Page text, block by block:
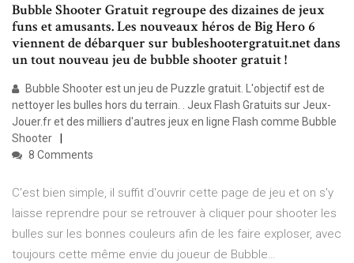
Bubble Shooter Gratuit regroupe des dizaines de jeux
funs et amusants. Les nouveaux héros de Big Hero 6
viennent de débarquer sur bubleshootergratuit.net dans
un tout nouveau jeu de bubble shooter gratuit !
Bubble Shooter est un jeu de Puzzle gratuit. L'objectif est de
nettoyer les bulles hors du terrain. . Jeux Flash Gratuits sur Jeux-
Jouer.fr et des milliers d'autres jeux en ligne Flash comme Bubble
Shooter
8 Comments
C'est bien simple, il suffit d'ouvrir cette page de jeu et on s'y
laisse reprendre pour se retrouver à cliquer pour shooter les
bulles sur les bonnes couleurs afin de les faire exploser, avec
toujours cette même envie du joueur de Bubble…